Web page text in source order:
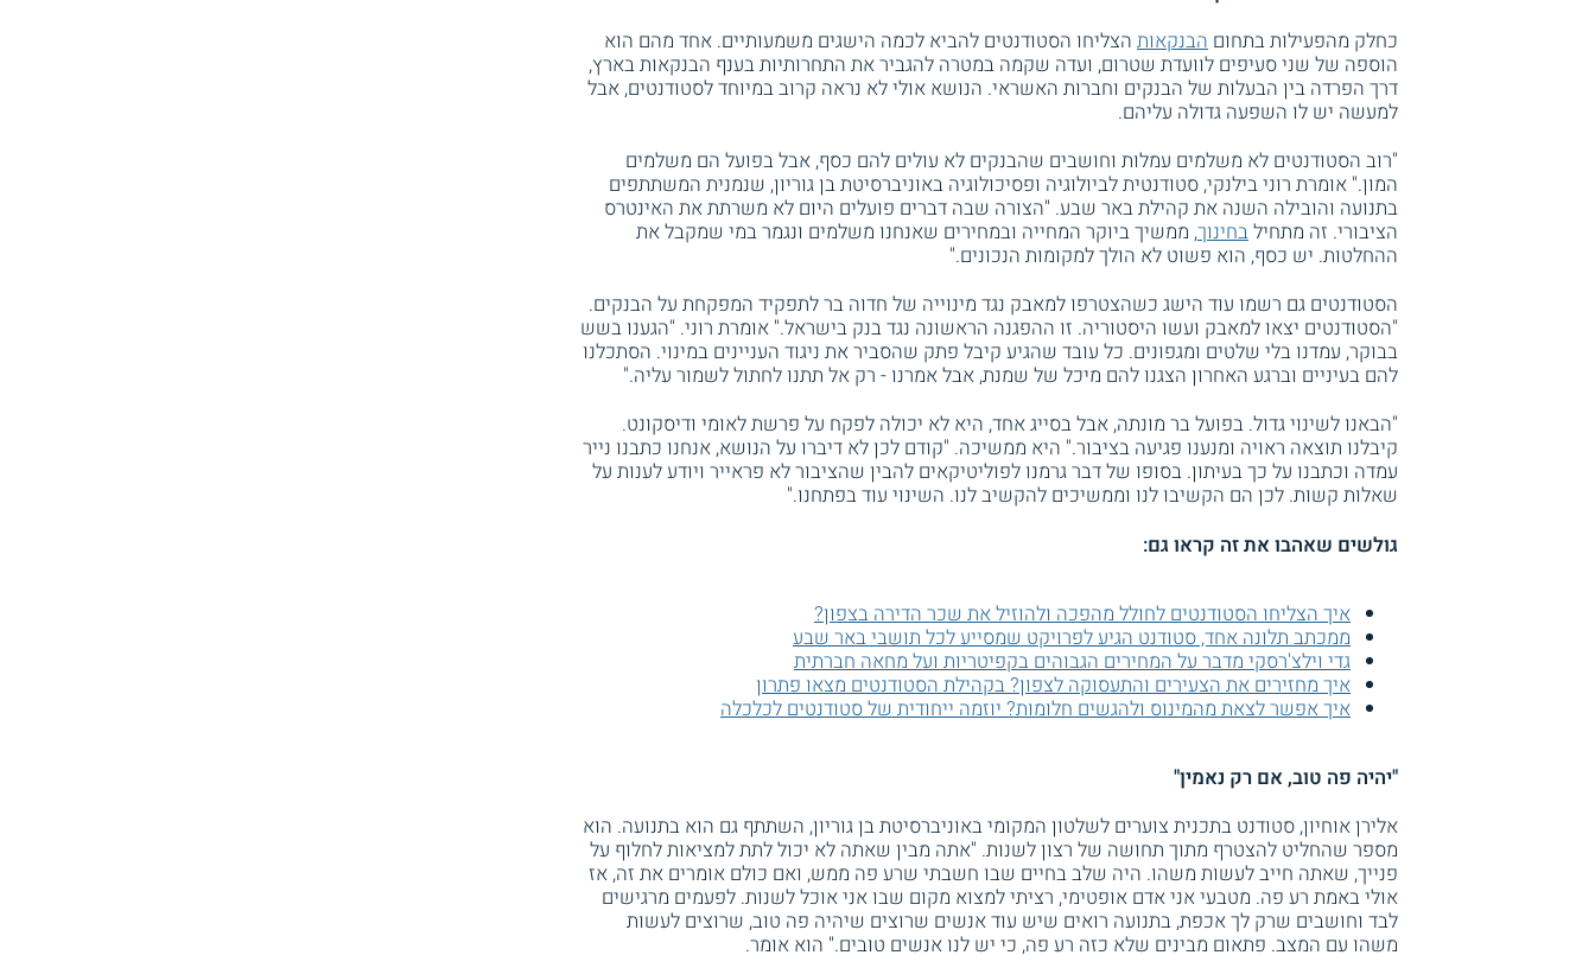
כחלק מהפעילות בתחום הבנקאות הצליחו הסטודנטים להביא לכמה הישגים משמעותיים. אחד מהם הוא
הוספה של שני סעיפים לוועדת שטרום, ועדה שקמה במטרה להגביר את התחרותיות בענף הבנקאות בארץ,
דרך הפרדה בין הבעלות של הבנקים וחברות האשראי. הנושא אולי לא נראה קרוב במיוחד לסטודנטים, אבל
למעשה יש לו השפעה גדולה עליהם.
"רוב הסטודנטים לא משלמים עמלות וחושבים שהבנקים לא עולים להם כסף, אבל בפועל הם משלמים
המון." אומרת רוני בילנקי, סטודנטית לביולוגיה ופסיכולוגיה באוניברסיטת בן גוריון, שנמנית המשתתפים
בתנועה והובילה השנה את קהילת באר שבע. "הצורה שבה דברים פועלים היום לא משרתת את האינטרס
הציבורי. זה מתחילבחינוך, ממשיך ביוקר המחייה ובמחירים שאנחנו משלמים ונגמר במי שמקבל את
ההחלטות. יש כסף, הוא פשוט לא הולך למקומות הנכונים."
הסטודנטים גם רשמו עוד הישג כשהצטרפו למאבק נגד מינוייה של חדוה בר לתפקיד המפקחת על הבנקים.
"הסטודנטים יצאו למאבק ועשו היסטוריה. זו ההפגנה הראשונה נגד בנק בישראל." אומרת רוני. "הגענו בשש
בבוקר, עמדנו בלי שלטים ומגפונים. כל עובד שהגיע קיבל פתק שהסביר את ניגוד העניינים במינוי. הסתכלנו
להם בעיניים וברגע האחרון הצגנו להם מיכל של שמנת, אבל אמרנו - רק אל תתנו לחתול לשמור עליה."
"הבאנו לשינוי גדול. בפועל בר מונתה, אבל בסייג אחד, היא לא יכולה לפקח על פרשת לאומי ודיסקונט.
קיבלנו תוצאה ראויה ומנענו פגיעה בציבור." היא ממשיכה. "קודם לכן לא דיברו על הנושא, אנחנו כתבנו נייר
עמדה וכתבנו על כך בעיתון. בסופו של דבר גרמנו לפוליטיקאים להבין שהציבור לא פראייר ויודע לענות על
שאלות קשות. לכן הם הקשיבו לנו וממשיכים להקשיב לנו. השינוי עוד בפתחנו."
גולשים שאהבו את זה קראו גם:
איך הצליחו הסטודנטים לחולל מהפכה ולהוזיל את שכר הדירה בצפון?
ממכתב תלונה אחד, סטודנט הגיע לפרויקט שמסייע לכל תושבי באר שבע
גדי וילצ'רסקי מדבר על המחירים הגבוהים בקפיטריות ועל מחאה חברתית
איך מחזירים את הצעירים והתעסוקה לצפון? בקהילת הסטודנטים מצאו פתרון
איך אפשר לצאת מהמינוס ולהגשים חלומות? יוזמה ייחודית של סטודנטים לכלכלה
"יהיה פה טוב, אם רק נאמין"
אלירן אוחיון, סטודנט בתכנית צוערים לשלטון המקומי באוניברסיטת בן גוריון, השתתף גם הוא בתנועה. הוא
מספר שהחליט להצטרף מתוך תחושה של רצון לשנות. "אתה מבין שאתה לא יכול לתת למציאות לחלוף על
פנייך, שאתה חייב לעשות משהו. היה שלב בחיים שבו חשבתי שרע פה ממש, ואם כולם אומרים את זה, אז
אולי באמת רע פה. מטבעי אני אדם אופטימי, רציתי למצוא מקום שבו אני אוכל לשנות. לפעמים מרגישים
לבד וחושבים שרק לך אכפת, בתנועה רואים שיש עוד אנשים שרוצים שיהיה פה טוב, שרוצים לעשות
משהו עם המצב. פתאום מבינים שלא כזה רע פה, כי יש לנו אנשים טובים." הוא אומר.